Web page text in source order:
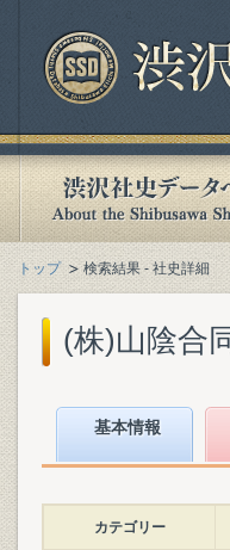
トップ 検索結果 - 社史詳細
(株)山陰合
基本情報
カテゴリー